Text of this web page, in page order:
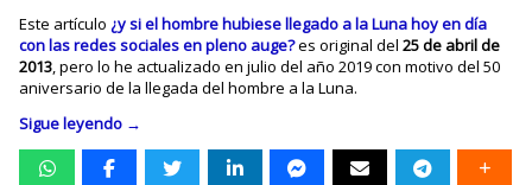
Este artículo ¿y si el hombre hubiese llegado a la Luna hoy en día
con las redes sociales en pleno auge?es original del25 de abril de
2013, pero lo he actualizado en julio del año 2019 con motivo del 50
aniversario de la llegada del hombre a la Luna.
Sigue leyendo →